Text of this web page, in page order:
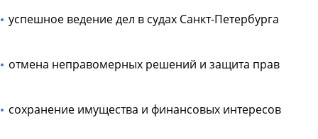
успешное ведение дел в судах Санкт-Петербурга
отмена неправомерных решений и защита прав
сохранение имущества и финансовых интересов